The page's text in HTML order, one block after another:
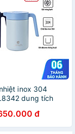
inox 304
dung tích
đế silicone
- JoyMall
đ